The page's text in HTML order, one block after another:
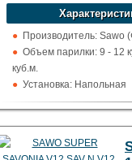
Производитель: Sawo
Объем парилки: 9 - 12
куб.м.
Установка: Напольная
Пульт управления:
коммерции